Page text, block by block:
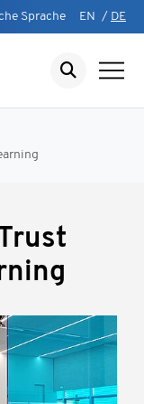
Sprache EN / DE